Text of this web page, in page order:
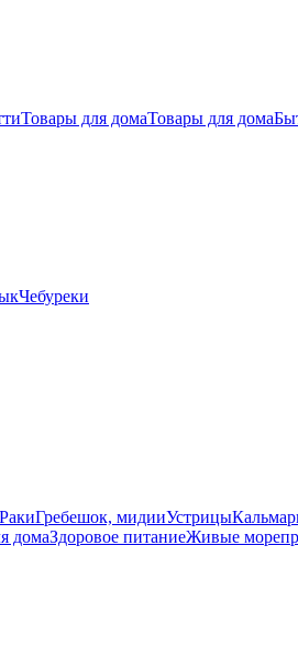
Товары для домаТовары для дома
Чебуреки
Гребешок, мидииУстрицы
домаЗдоровое питаниеЖивые